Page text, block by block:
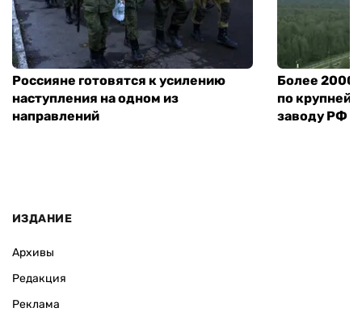
Россияне готовятся к усилению
наступления на одном из
направлений
Более 2000
по
заводу РФ
ИЗДАНИЕ
Архивы
Редакция
Реклама